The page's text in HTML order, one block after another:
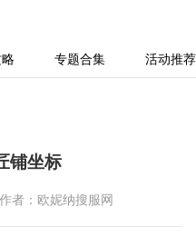
专题合集 活动推荐
铺坐标
者：欧妮纳搜服网